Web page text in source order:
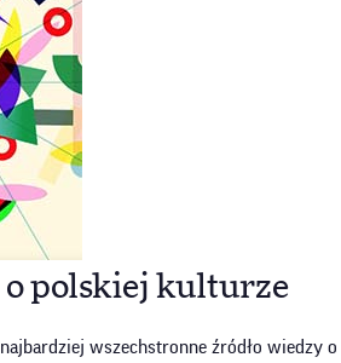
o polskiej kulturze
wszechstronne źródło wiedzy o